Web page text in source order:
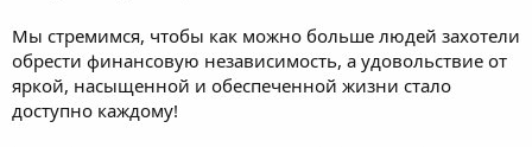
Мы стремимся, чтобы как можно больше людей захотели
обрести финансовую независимость, а удовольствие от
яркой, насыщенной и обеспеченной жизни стало
доступно каждому!